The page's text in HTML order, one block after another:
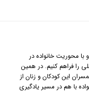
با محوریت خانواده در
را فراهم کنیم. در همین
این کودکان و زنان از
با هم در مسیر یادگیری